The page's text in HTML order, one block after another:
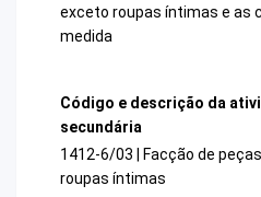
exceto roupas íntimas e as
medida
Código e descrição da
secundária
1412-6/03 | Facção de
roupas íntimas